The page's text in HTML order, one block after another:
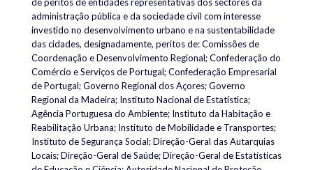
administração pública e da sociedade civil com interesse
investido no desenvolvimento urbano e na sustentabilidade
das cidades, designadamente, peritos de: Comissões de
Coordenação e Desenvolvimento Regional; Confederação do
Comércio e Serviços de Portugal; Confederação Empresarial
de Portugal; Governo Regional dos Açores; Governo
Regional da Madeira; Instituto Nacional de Estatística;
Agência Portuguesa do Ambiente; Instituto da Habitação e
Reabilitação Urbana; Instituto de Mobilidade e Transportes;
Instituto de Segurança Social; Direção-Geral das Autarquias
Locais; Direção-Geral de Saúde; Direção-Geral de Estatísticas